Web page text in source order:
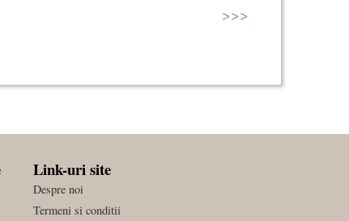
>>>
Link-uri site
Despre noi
Termeni si conditii